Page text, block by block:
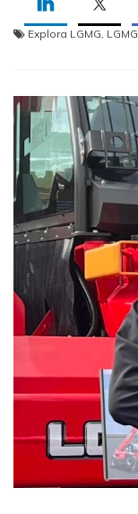
Explora LGMG, LGMG